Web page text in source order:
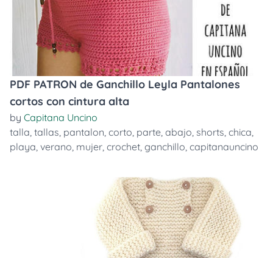
PDF PATRON de Ganchillo Leyla Pantalones
cortos con cintura alta
by Capitana Uncino
talla, tallas, pantalon, corto, parte, abajo, shorts, chica,
playa, verano, mujer, crochet, ganchillo, capitanauncino